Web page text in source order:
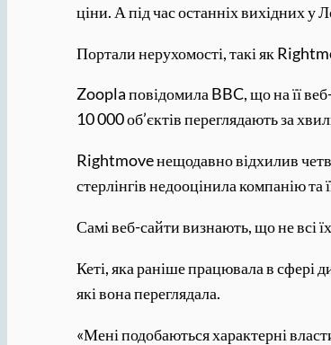
ціни. А під час останніх вихідних у
Портали нерухомості, такі як
Zoopla повідомила BBC, що на її
10 000 об’єктів переглядають за
Rightmove нещодавно відхилив
стерлінгів недооцінила компанію та
Самі веб-сайти визнають, що не всі
Кеті, яка раніше працювала в сфері
які вона переглядала.
«Мені подобаються характерні